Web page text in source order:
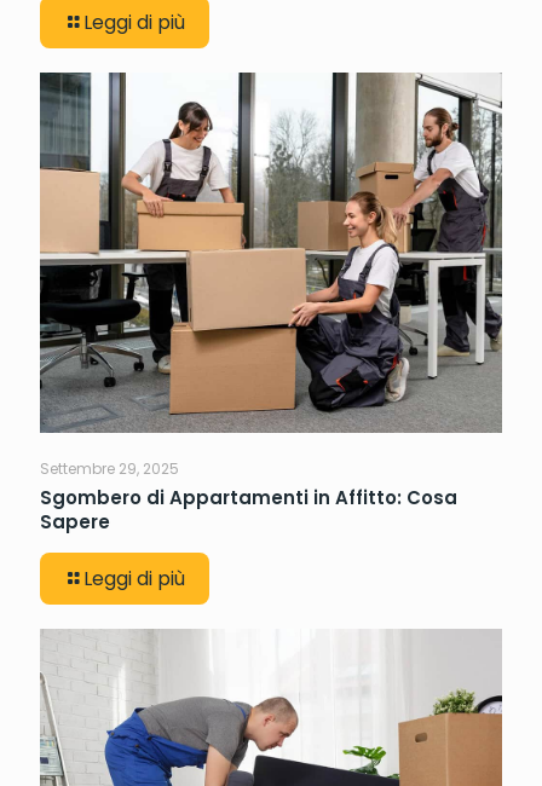
Leggi di più
Settembre 29, 2025
Sgombero di Appartamenti in Affitto: Cosa
Sapere
Leggi di più